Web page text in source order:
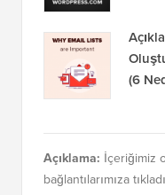
(6
Açıklama: İçeriğimiz
bağlantılarımıza